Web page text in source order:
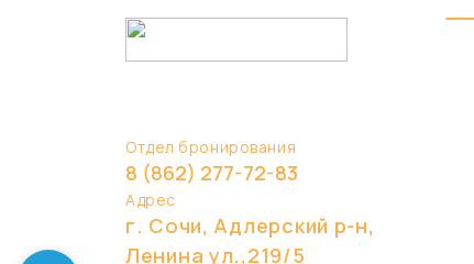
Отдел бронирования
8 (862) 277-72-83
Адрес
г. Сочи, Адлерский р-н,
Ленина ул.,219/5